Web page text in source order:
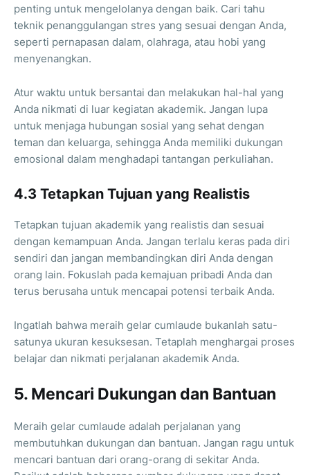
penting untuk mengelolanya dengan baik. Cari tahu
teknik penanggulangan stres yang sesuai dengan Anda,
seperti pernapasan dalam, olahraga, atau hobi yang
menyenangkan.
Atur waktu untuk bersantai dan melakukan hal-hal yang
Anda nikmati di luar kegiatan akademik. Jangan lupa
untuk menjaga hubungan sosial yang sehat dengan
teman dan keluarga, sehingga Anda memiliki dukungan
emosional dalam menghadapi tantangan perkuliahan.
4.3 Tetapkan Tujuan yang Realistis
Tetapkan tujuan akademik yang realistis dan sesuai
dengan kemampuan Anda. Jangan terlalu keras pada diri
sendiri dan jangan membandingkan diri Anda dengan
orang lain. Fokuslah pada kemajuan pribadi Anda dan
terus berusaha untuk mencapai potensi terbaik Anda.
Ingatlah bahwa meraih gelar cumlaude bukanlah satu-
satunya ukuran kesuksesan. Tetaplah menghargai proses
belajar dan nikmati perjalanan akademik Anda.
5. Mencari Dukungan dan Bantuan
Meraih gelar cumlaude adalah perjalanan yang
membutuhkan dukungan dan bantuan. Jangan ragu untuk
mencari bantuan dari orang-orang di sekitar Anda.